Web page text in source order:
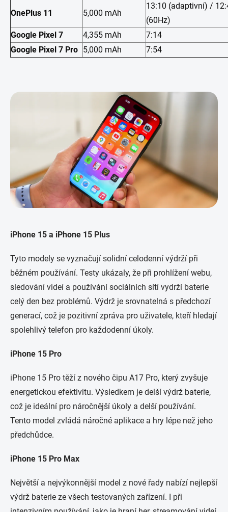
OnePlus 11 5,000 mAh
13:10 (adaptivní) /
(60Hz)
Google Pixel 7
4,355 mAh
7:14
Google Pixel 7 Pro 5,000 mAh 7:54
iPhone 15 a iPhone 15 Plus
Tyto modely se vyznačují solidní celodenní výdrží při
běžném používání. Testy ukázaly, že při prohlížení webu,
sledování videí a používání sociálních sítí vydrží baterie
celý den bez problémů. Výdrž je srovnatelná s předchozí
generací, což je pozitivní zpráva pro uživatele, kteří hledají
spolehlivý telefon pro každodenní úkoly.
iPhone 15 Pro
iPhone 15 Pro těží z nového čipu A17 Pro, který zvyšuje
energetickou efektivitu. Výsledkem je delší výdrž baterie,
což je ideální pro náročnější úkoly a delší používání.
Tento model zvládá náročné aplikace a hry lépe než jeho
předchůdce.
iPhone 15 Pro Max
Největší a nejvýkonnější model z nové řady nabízí nejlepší
výdrž baterie ze všech testovaných zařízení. I při